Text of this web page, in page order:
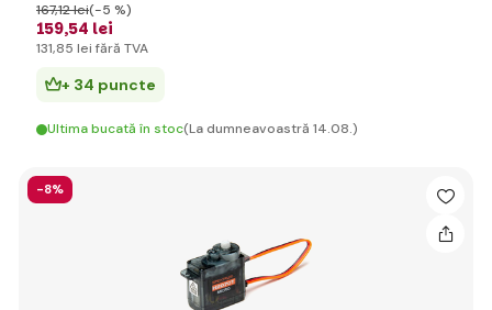
159,54 lei
167,12 lei(-5 %)
131,85 lei fără TVA
+ 34 puncte
Ultima bucată în stoc(La dumneavoastră 14.08.)
-8%